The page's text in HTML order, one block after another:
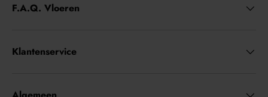
F.A.Q. Vloeren
Klantenservice